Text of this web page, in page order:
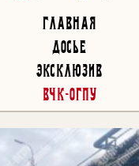
Главная
Досье
Эксклюзив
ВЧК-ОГПУ